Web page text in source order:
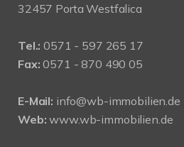
32457 Porta Westfalica
Tel.: 0571 - 597 265 17
Fax: 0571 - 870 490 05
E-Mail: info@wb-immobilien.de
Web: www.wb-immobilien.de